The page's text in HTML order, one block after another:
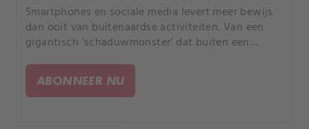
Smartphones en sociale media levert meer bewijs
dan ooit van buitenaardse activiteiten. Van een
gigantisch ‘schaduwmonster’ dat buiten een
buitenaardse wezens in Las Vegas en nieuwe
video's van de marine.
ABONNEER NU